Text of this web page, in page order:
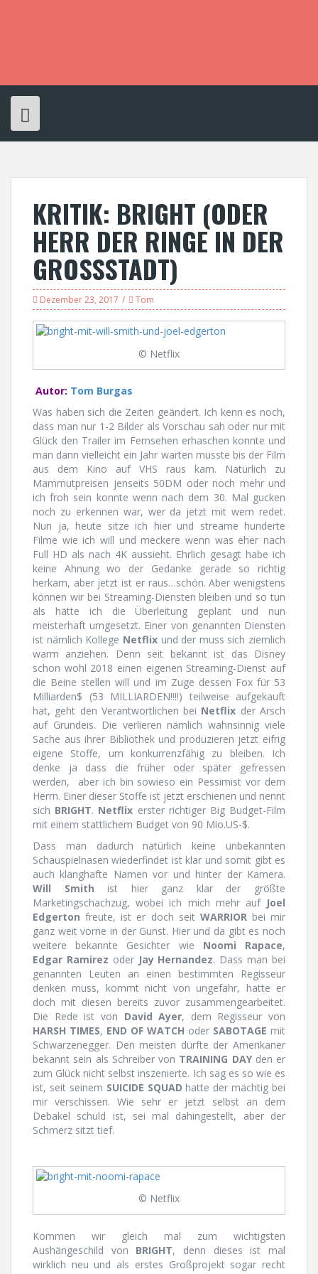
KRITIK: BRIGHT (ODER
HERR DER RINGE IN DER
GROSSSTADT)
Dezember 23, 2017 Tom
© Netflix
Autor: Tom Burgas
Was haben sich die Zeiten geändert. Ich kenn es noch,
dass man nur 1-2 Bilder als Vorschau sah oder nur mit
Glück den Trailer im Fernsehen erhaschen konnte und
man dann vielleicht ein Jahr warten musste bis der Film
aus dem Kino auf VHS raus kam. Natürlich zu
Mammutpreisen jenseits 50DM oder noch mehr und
ich froh sein konnte wenn nach dem 30. Mal gucken
noch zu erkennen war, wer da jetzt mit wem redet.
Nun ja, heute sitze ich hier und streame hunderte
Filme wie ich will und meckere wenn was eher nach
Full HD als nach 4K aussieht. Ehrlich gesagt habe ich
keine Ahnung wo der Gedanke gerade so richtig
herkam, aber jetzt ist er raus…schön. Aber wenigstens
können wir bei Streaming-Diensten bleiben und so tun
als hätte ich die Überleitung geplant und nun
meisterhaft umgesetzt. Einer von genannten Diensten
ist nämlich Kollege Netflixund der muss sich ziemlich
warm anziehen. Denn seit bekannt ist das Disney
schon wohl 2018 einen eigenen Streaming-Dienst auf
die Beine stellen will und im Zuge dessen Fox für 53
Milliarden$ (53 MILLIARDEN!!!!) teilweise aufgekauft
hat, geht den Verantwortlichen bei Netflix der Arsch
auf Grundeis. Die verlieren nämlich wahnsinnig viele
Sache aus ihrer Bibliothek und produzieren jetzt eifrig
eigene Stoffe, um konkurrenzfähig zu bleiben. Ich
denke ja dass die früher oder später gefressen
werden, aber ich bin sowieso ein Pessimist vor dem
Herrn. Einer dieser Stoffe ist jetzt erschienen und nennt
sich BRIGHT. Netflix erster richtiger Big Budget-Film
mit einem stattlichem Budget von 90 Mio.US-$.
Dass man dadurch natürlich keine unbekannten
Schauspielnasen wiederfindet ist klar und somit gibt es
auch klanghafte Namen vor und hinter der Kamera.
Will Smith ist hier ganz klar der größte
Marketingschachzug, wobei ich mich mehr auf Joel
Edgerton freute, ist er doch seit WARRIORbei mir
ganz weit vorne in der Gunst. Hier und da gibt es noch
weitere bekannte Gesichter wie Noomi Rapace,
Edgar Ramirez oder Jay Hernandez. Dass man bei
genannten Leuten an einen bestimmten Regisseur
denken muss, kommt nicht von ungefähr, hatte er
doch mit diesen bereits zuvor zusammengearbeitet.
Die Rede ist von David Ayer, dem Regisseur von
HARSH TIMES, END OF WATCH oder SABOTAGE mit
Schwarzenegger. Den meisten dürfte der Amerikaner
bekannt sein als Schreiber von TRAINING DAYden er
zum Glück nicht selbst inszenierte. Ich sag es so wie es
ist, seit seinem SUICIDE SQUAD hatte der mächtig bei
mir verschissen. Wie sehr er jetzt selbst an dem
Debakel schuld ist, sei mal dahingestellt, aber der
Schmerz sitzt tief.
© Netflix
Kommen wir gleich mal zum wichtigsten
Aushängeschild von BRIGHT, denn dieses ist mal
wirklich neu und als erstes Großprojekt sogar recht